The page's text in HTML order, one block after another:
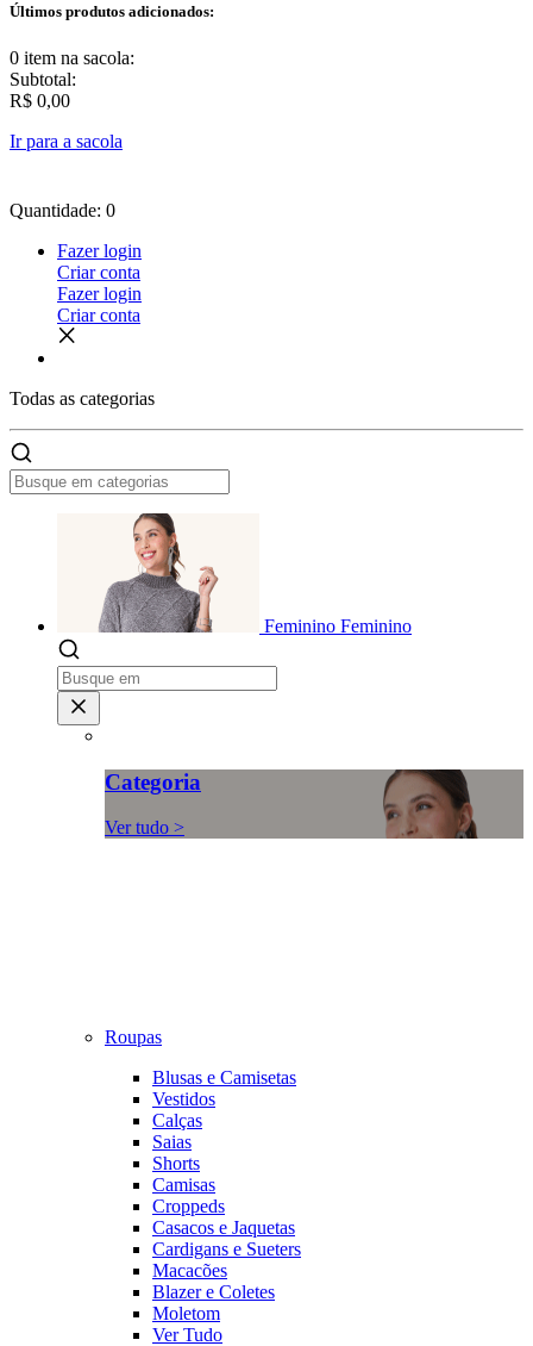
Últimos produtos adicionados:
0 item na sacola:
Subtotal:
R$ 0,00
Ir para a sacola
Quantidade: 0
Fazer login
Criar conta
Fazer login
Criar conta
Todas as categorias
Feminino Feminino
Categoria
Ver tudo >
Roupas
Blusas e Camisetas
Vestidos
Calças
Saias
Shorts
Camisas
Croppeds
Casacos e Jaquetas
Cardigans e Sueters
Macacões
Blazer e Coletes
Moletom
Ver Tudo